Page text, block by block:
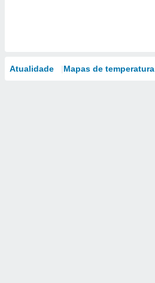
Atualidade Mapas de temperatura